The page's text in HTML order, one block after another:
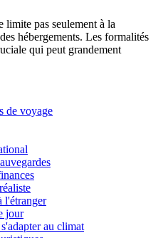
limite pas seulement à la
hébergements. Les formalités
qui peut grandement
de voyage
l'étranger
jour
au climat